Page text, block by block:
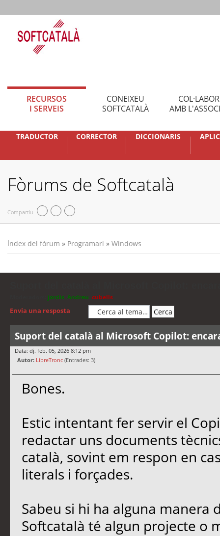
RECURSOS
I SERVEIS
CONEIXEU
SOFTCATALÀ
AMB
TRADUCTOR CORRECTOR DICCIONARIS
Fòrums de Softcatalà
Compartiu
Índex del fòrum » Programari » Windows
jordis Andreu cubells
Envia una resposta
Suport del català al Microsoft Copilot:
Data: dj. feb. 05, 2026 8:12 pm
Autor: LibreTronc (Entrades: 3)
Bones.
Estic intentant fer servir el
redactar uns documents
català, sovint em respon en
literals i forçades.
Sabeu si hi ha alguna manera
Softcatalà té algun projecte o